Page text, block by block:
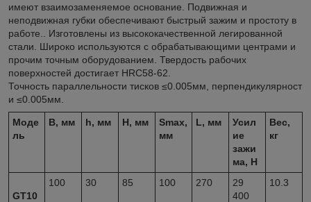
имеют взаимозаменяемое основание. Подвижная и
неподвижная губки обеспечивают быстрый зажим и простоту в
работе.. Изготовлены из высококачественной легированной
стали. Широко используются с обрабатывающими центрами и
прочим точным оборудованием. Твердость рабочих
поверхностей достигает HRC58-62.
Точность параллельности тисков ≤0.005мм, перпендикулярност
и ≤0.005мм.
Моде
ль
B, мм h, мм H, мм Smax,
мм
L, мм
Усил
ие
зажи
ма, H
Вес,
кг
GT10
100 30 85 100 270
29
400
10.3